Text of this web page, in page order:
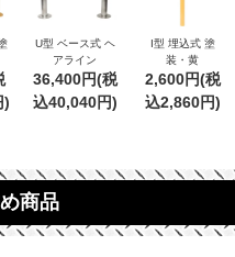
)
U型 ベース式 ヘ
アライン
36,400円(税
込40,040円)
I型 埋込式 塗
装・黄
2,600円(税
込2,860円)
商品